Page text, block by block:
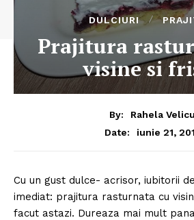
DULCIURI
Prajitura
visine si
By:
Rahela Velicu
Date:
iunie 21,
Cu un gust dulce- acrisor, iubitorii
imediat: prajitura rasturnata cu
facut astazi. Dureaza mai mult